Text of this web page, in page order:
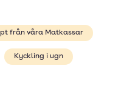
från våra Matkassar
Kyckling i ugn